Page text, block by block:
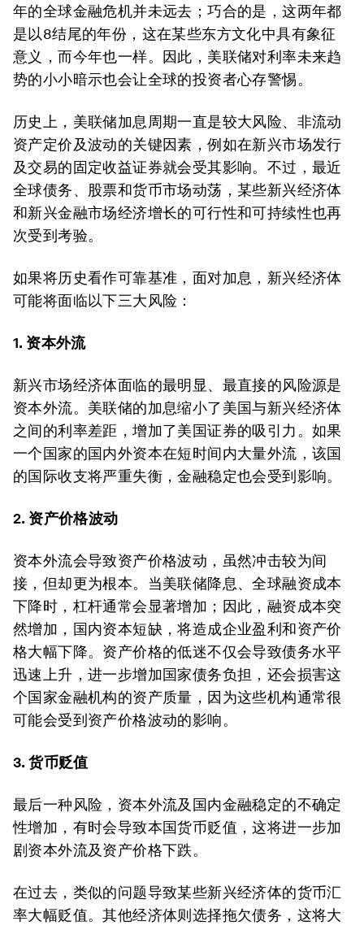
年的全球金融危机并未远去；巧合的是，这两年都
是以8结尾的年份，这在某些东方文化中具有象征
意义，而今年也一样。因此，美联储对利率未来趋
势的小小暗示也会让全球的投资者心存警惕。
历史上，美联储加息周期一直是较大风险、非流动
资产定价及波动的关键因素，例如在新兴市场发行
及交易的固定收益证券就会受其影响。不过，最近
全球债务、股票和货币市场动荡，某些新兴经济体
和新兴金融市场经济增长的可行性和可持续性也再
次受到考验。
如果将历史看作可靠基准，面对加息，新兴经济体
可能将面临以下三大风险：
1. 资本外流
新兴市场经济体面临的最明显、最直接的风险源是
资本外流。美联储的加息缩小了美国与新兴经济体
之间的利率差距，增加了美国证券的吸引力。如果
一个国家的国内外资本在短时间内大量外流，该国
的国际收支将严重失衡，金融稳定也会受到影响。
2. 资产价格波动
资本外流会导致资产价格波动，虽然冲击较为间
接，但却更为根本。当美联储降息、全球融资成本
下降时，杠杆通常会显著增加；因此，融资成本突
然增加，国内资本短缺，将造成企业盈利和资产价
格大幅下降。资产价格的低迷不仅会导致债务水平
迅速上升，进一步增加国家债务负担，还会损害这
个国家金融机构的资产质量，因为这些机构通常很
可能会受到资产价格波动的影响。
3. 货币贬值
最后一种风险，资本外流及国内金融稳定的不确定
性增加，有时会导致本国货币贬值，这将进一步加
剧资本外流及资产价格下跌。
在过去，类似的问题导致某些新兴经济体的货币汇
率大幅贬值。其他经济体则选择拖欠债务，这将大